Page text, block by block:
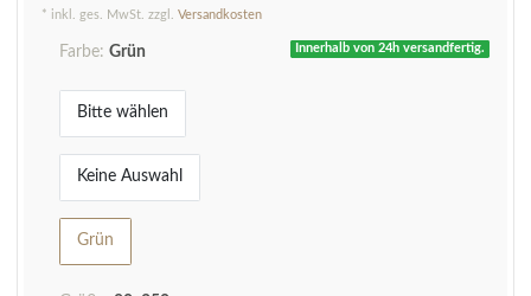
* inkl. ges. MwSt. zzgl. Versandkosten
Innerhalb von 24h versandfertig.
Farbe: Grün
Bitte wählen
Keine Auswahl
Grün